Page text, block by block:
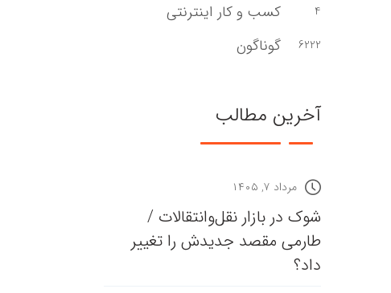
4 کسب و کار اینترنتی
6222 گوناگون
آخرین مطالب
مرداد ۷, ۱۴۰۵
شوک در بازار نقل‌وانتقالات /
طارمی مقصد جدیدش را تغییر
داد؟